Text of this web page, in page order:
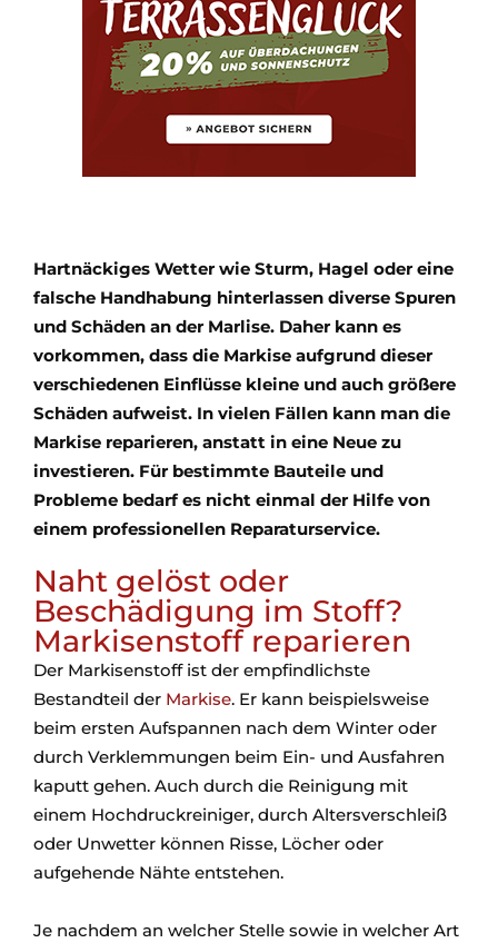
Hartnäckiges Wetter wie Sturm, Hagel oder eine
falsche Handhabung hinterlassen diverse Spuren
und Schäden an der Marlise. Daher kann es
vorkommen, dass die Markise aufgrund dieser
verschiedenen Einflüsse kleine und auch größere
Schäden aufweist. In vielen Fällen kann man die
Markise reparieren, anstatt in eine Neue zu
investieren. Für bestimmte Bauteile und
Probleme bedarf es nicht einmal der Hilfe von
einem professionellen Reparaturservice.
Naht gelöst oder
Beschädigung im Stoff?
Markisenstoff reparieren
Der Markisenstoff ist der empfindlichste
Bestandteil der Markise. Er kann beispielsweise
beim ersten Aufspannen nach dem Winter oder
durch Verklemmungen beim Ein- und Ausfahren
kaputt gehen. Auch durch die Reinigung mit
einem Hochdruckreiniger, durch Altersverschleiß
oder Unwetter können Risse, Löcher oder
aufgehende Nähte entstehen.
Je nachdem an welcher Stelle sowie in welcher Art